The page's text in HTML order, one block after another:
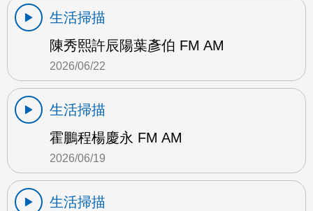
生活掃描
陳秀熙許辰陽葉彥伯 FM AM
2026/06/22
生活掃描
霍鵬程楊慶永 FM AM
2026/06/19
生活掃描